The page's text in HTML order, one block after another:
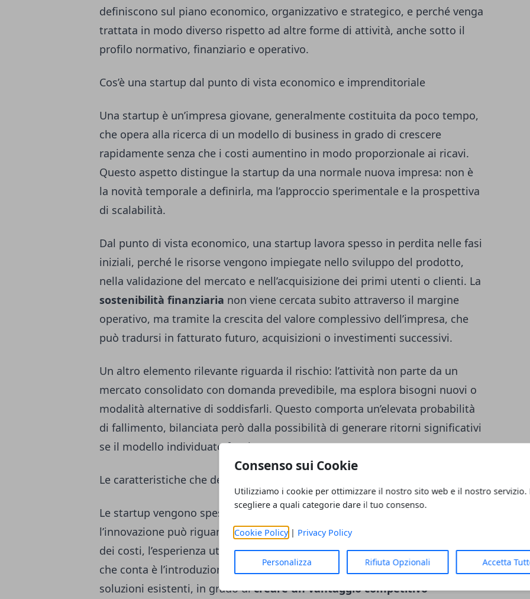
Consenso sui Cookie
Utilizziamo i cookie per ottimizzare il nostro sito web e il nostro servizio.
scegliere a quali categorie dare il tuo consenso.
Cookie Policy| Privacy Policy
Personalizza Rifiuta Opzionali Accetta
definiscono sul piano economico, organizzativo e strategico, e perché venga
trattata in modo diverso rispetto ad altre forme di attività, anche sotto il
profilo normativo, finanziario e operativo.
Cos’è una startup dal punto di vista economico e imprenditoriale
Una startup è un’impresa giovane, generalmente costituita da poco tempo,
che opera alla ricerca di un modello di business in grado di crescere
rapidamente senza che i costi aumentino in modo proporzionale ai ricavi.
Questo aspetto distingue la startup da una normale nuova impresa: non è
la novità temporale a definirla, ma l’approccio sperimentale e la prospettiva
di scalabilità.
Dal punto di vista economico, una startup lavora spesso in perdita nelle fasi
iniziali, perché le risorse vengono impiegate nello sviluppo del prodotto,
nella validazione del mercato e nell’acquisizione dei primi utenti o clienti. La
sostenibilità finanziaria non viene cercata subito attraverso il margine
operativo, ma tramite la crescita del valore complessivo dell’impresa, che
può tradursi in fatturato futuro, acquisizioni o investimenti successivi.
Un altro elemento rilevante riguarda il rischio: l’attività non parte da un
mercato consolidato con domanda prevedibile, ma esplora bisogni nuovi o
modalità alternative di soddisfarli. Questo comporta un’elevata probabilità
di fallimento, bilanciata però dalla possibilità di generare ritorni significativi
se il modello individuato funziona.
Le caratteristiche che definiscono una startup innovativa
Le startup vengono spesso associate all’innovazione tecnologica, ma
l’innovazione può riguardare anche il modello di distribuzione, la struttura
dei costi, l’esperienza utente o il modo in cui un servizio viene erogato. Ciò
che conta è l’introduzione di un cambiamento misurabile rispetto alle
soluzioni esistenti, in grado dicreare un vantaggio competitivo